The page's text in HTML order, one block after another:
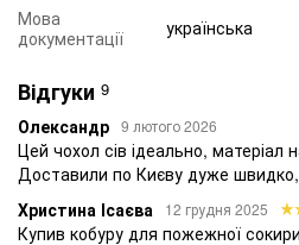
Мова
документації
українська
Відгуки 9
Олександр 9 лютого 2026
Цей чохол сів ідеально, матеріал
Доставили по Києву дуже
Христина Ісаєва
12 грудня 2025
Купив кобуру для пожежної